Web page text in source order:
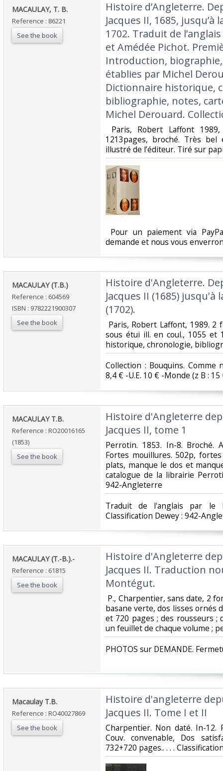
‎MACAULAY, T. B.‎
Reference : 86221
See the book
‎Histoire d’Angleterre.
Jacques II, 1685,
1702. Traduit de
et Amédée Pichot.
Introduction,
établies par Michel
Dictionnaire historique,
bibliographie, notes,
Michel Derouard.
Paris, Robert Laffont
1213pages, broché. Très bel
illustré de l’éditeur. Tiré sur
Pour un paiement via
demande et nous vous
‎MACAULAY (T.B.)‎
Reference : 604569
ISBN : 9782221900307
See the book
‎Histoire d'Angleterre.
Jacques II (1685)
(1702).‎
Paris, Robert Laffont, 1989.
sous étui ill. en coul., 1055 et
historique, chronologie,
‎Collection : Bouquins.
8,4 € -U.E. 10 € -Monde (z B : 15
‎MACAULAY T.B.‎
Reference : RO20016165
(1853)
See the book
‎Histoire d'Angleterre
Jacques II, tome 1‎
‎Perrotin. 1853. In-8. Broché.
Fortes mouillures. 502p,
plats, manque le dos et
catalogue de la librairie
942-Angleterre‎
‎Traduit de l'anglais par le
Classification Dewey : 942-
‎MACAULAY (T.-B.).-‎
Reference : 61815
See the book
‎Histoire d'Angleterre
Jacques II. Traduction
Montégut.‎
P., Charpentier, sans date, 2
basane verte, dos lisses ornés
et 720 pages ; des rousseurs ;
un feuillet de chaque volume ;
‎PHOTOS sur DEMANDE.
‎Macaulay T.B.‎
Reference : RO40027869
See the book
‎Histoire d'angleterre
Jacques II. Tome I et II‎
‎Charpentier. Non daté. In-12.
Couv. convenable, Dos
732+720 pages.. . . .